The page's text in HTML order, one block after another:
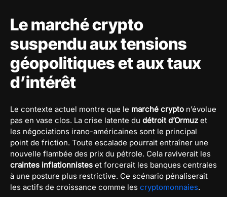
Le marché crypto
suspendu aux tensions
géopolitiques et aux taux
d’intérêt
Le contexte actuel montre que le marché crypto n’évolue
pas en vase clos. La crise latente du détroit d’Ormuz et
les négociations irano-américaines sont le principal
point de friction. Toute escalade pourrait entraîner une
nouvelle flambée des prix du pétrole. Cela raviverait les
craintes inflationnistes et forcerait les banques centrales
à une posture plus restrictive. Ce scénario pénaliserait
les actifs de croissance comme les cryptomonnaies.